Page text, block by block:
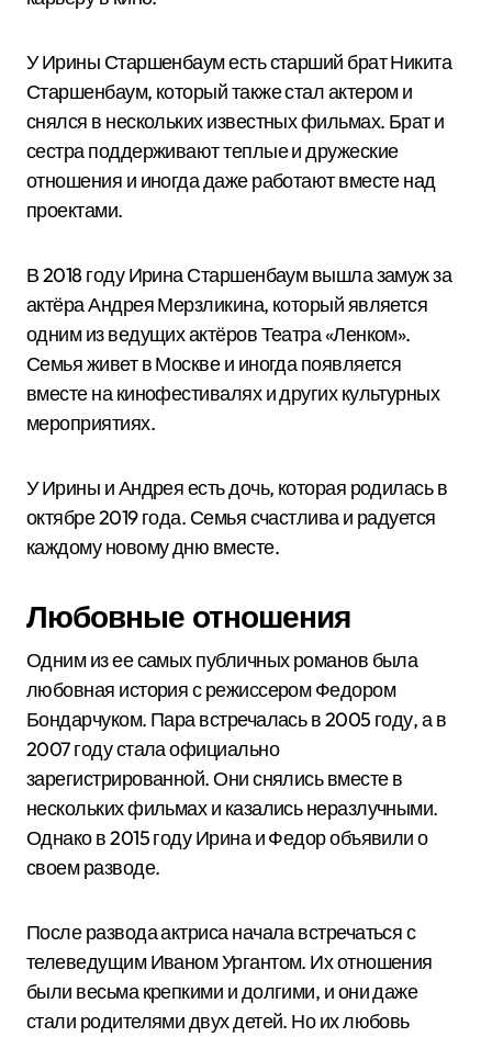
У Ирины Старшенбаум есть старший брат Никита
Старшенбаум, который также стал актером и
снялся в нескольких известных фильмах. Брат и
сестра поддерживают теплые и дружеские
отношения и иногда даже работают вместе над
проектами.
В 2018 году Ирина Старшенбаум вышла замуж за
актёра Андрея Мерзликина, который является
одним из ведущих актёров Театра «Ленком».
Семья живет в Москве и иногда появляется
вместе на кинофестивалях и других культурных
мероприятиях.
У Ирины и Андрея есть дочь, которая родилась в
октябре 2019 года. Семья счастлива и радуется
каждому новому дню вместе.
Любовные отношения
Одним из ее самых публичных романов была
любовная история с режиссером Федором
Бондарчуком. Пара встречалась в 2005 году, а в
2007 году стала официально
зарегистрированной. Они снялись вместе в
нескольких фильмах и казались неразлучными.
Однако в 2015 году Ирина и Федор объявили о
своем разводе.
После развода актриса начала встречаться с
телеведущим Иваном Ургантом. Их отношения
были весьма крепкими и долгими, и они даже
стали родителями двух детей. Но их любовь